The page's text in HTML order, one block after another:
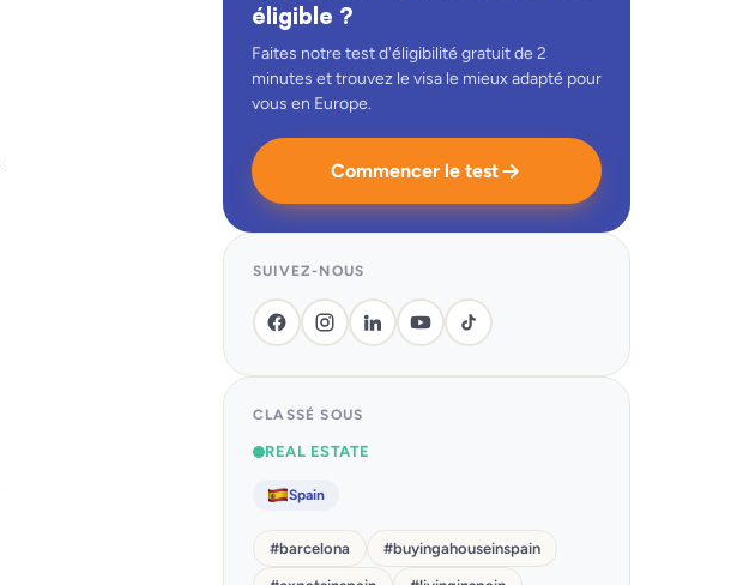
éligible ?
Faites notre test d'éligibilité gratuit de 2
minutes et trouvez le visa le mieux adapté pour
vous en Europe.
Commencer le test
SUIVEZ-NOUS
CLASSÉ SOUS
REAL ESTATE
Spain
#barcelona #buyingahouseinspain